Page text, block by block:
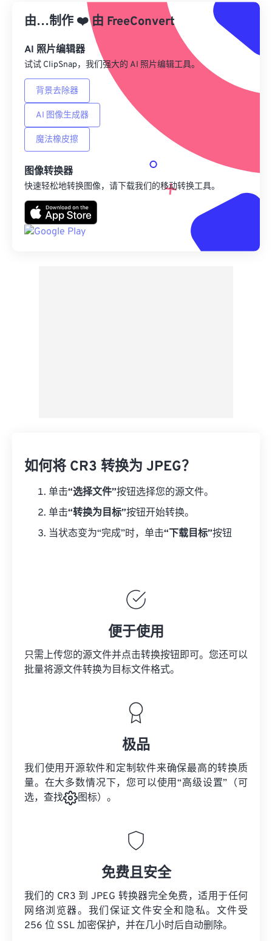
从预设应用
另存为预设
由…制作 ❤️由 FreeConvert
AI 照片编辑器
试试 ClipSnap，我们强大的 AI 照片编辑工具。
背景去除器
AI 图像生成器
魔法橡皮擦
图像转换器
快速轻松地转换图像，请下载我们的移动转换工具。
如何将 CR3 转换为 JPEG？
单击“选择文件”按钮选择您的源文件。
单击“转换为目标”按钮开始转换。
当状态变为“完成”时，单击“下载目标”按钮
便于使用
只需上传您的源文件并点击转换按钮即可。您还可以
批量将源文件转换为目标文件格式。
极品
我们使用开源软件和定制软件来确保最高的转换质
量。在大多数情况下，您可以使用“高级设置”（可
选，查找
图标）。
免费且安全
我们的 CR3 到 JPEG 转换器完全免费，适用于任何
网络浏览器。我们保证文件安全和隐私。文件受
256 位 SSL 加密保护，并在几小时后自动删除。